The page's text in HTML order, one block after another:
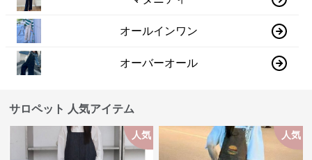
オールインワン
オーバーオール
サロペット 人気アイテム
人気 人気